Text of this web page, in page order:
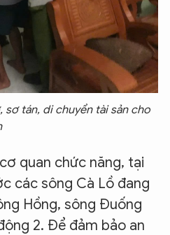
tán, di chuyển tài sản cho
quan chức năng, tại
các sông Cà Lồ đang
Hồng, sông Đuống
2. Để đảm bảo an